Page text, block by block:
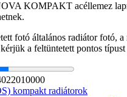
KOMPAKT acéllemez
fotó általános radiátor fotó,
a feltüntetett pontos
kompakt radiátorok